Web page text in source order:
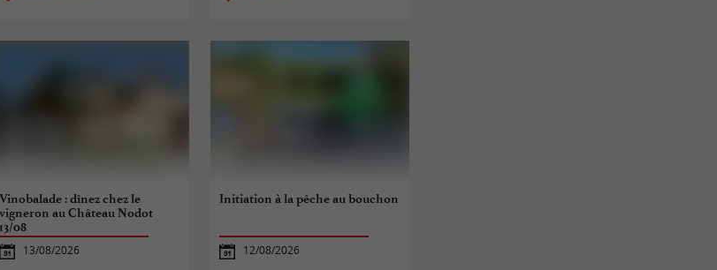
Vinobalade : dînez chez le
vigneron au Château Nodot
13/08
13/08/2026
Initiation à la pêche au bouchon
12/08/2026